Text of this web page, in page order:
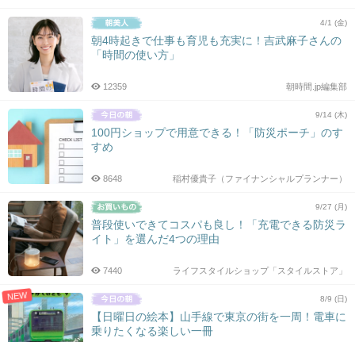
4/1 (金)
朝4時起きで仕事も育児も充実に！吉武麻子さんの
「時間の使い方」
朝時間.jp編集部
12359
9/14 (木)
100円ショップで用意できる！「防災ポーチ」のす
すめ
稲村優貴子（ファイナンシャルプランナー）
8648
9/27 (月)
普段使いできてコスパも良し！「充電できる防災ラ
イト」を選んだ4つの理由
ライフスタイルショップ「スタイルストア」
7440
NEW 8/9 (日)
【日曜日の絵本】山手線で東京の街を一周！電車に
乗りたくなる楽しい一冊